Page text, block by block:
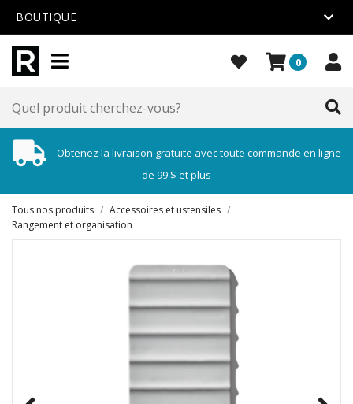
BOUTIQUE
0
Obtenez la livraison gratuite avec toute commande en ligne
de 99 $ et plus
Tous nos produits / Accessoires et ustensiles /
Rangement et organisation